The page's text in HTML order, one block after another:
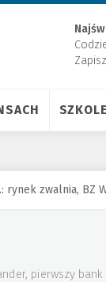
rynek zwalnia, BZ
pierwszy